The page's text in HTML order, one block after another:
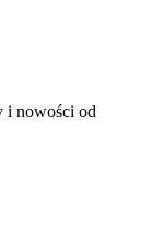
i nowości od